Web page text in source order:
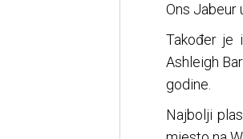
Ons Jabeur
Također je
Ashleigh
godine.
Najbolji